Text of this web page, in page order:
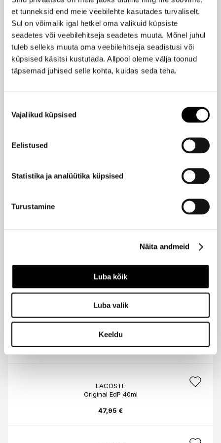
et tunneksid end meie veebilehte kasutades turvaliselt.
Sul on võimalik igal hetkel oma valikuid küpsiste
seadetes või veebilehitseja seadetes muuta. Mõnel juhul
tuleb selleks muuta oma veebilehitseja seadistusi või
küpsised käsitsi kustutada. Allpool oleme välja toonud
täpsemad juhised selle kohta, kuidas seda teha.
valik
Vajalikud küpsised
Eelistused
Statistika ja analüütika küpsised
Turustamine
Näita andmeid
Luba kõik
Luba valik
Keeldu
LACOSTE
L.12.12 Rose Women Sparkling EdT 50ml
LACOSTE
L.12.12 Rose Women Fraiche EdT 100ml
108,95 €
LACOSTE
Original EdP 60ml
71,95 €
LACOSTE
Original EdP 40ml
47,95 €